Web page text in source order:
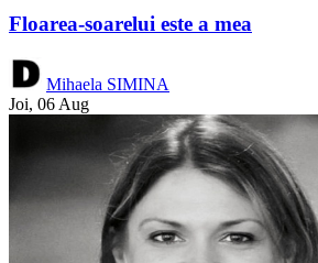
Floarea-soarelui este a mea
Mihaela SIMINA
Joi, 06 Aug